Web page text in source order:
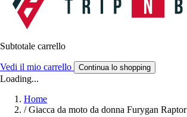
Subtotale carrello
Vedi il mio carrello Continua lo shopping
Loading...
Home
/ Giacca da moto da donna Furygan Raptor